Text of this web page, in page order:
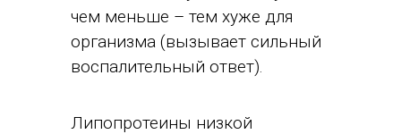
чем меньше – тем хуже для
организма (вызывает сильный
воспалительный ответ).
Липопротеины низкой